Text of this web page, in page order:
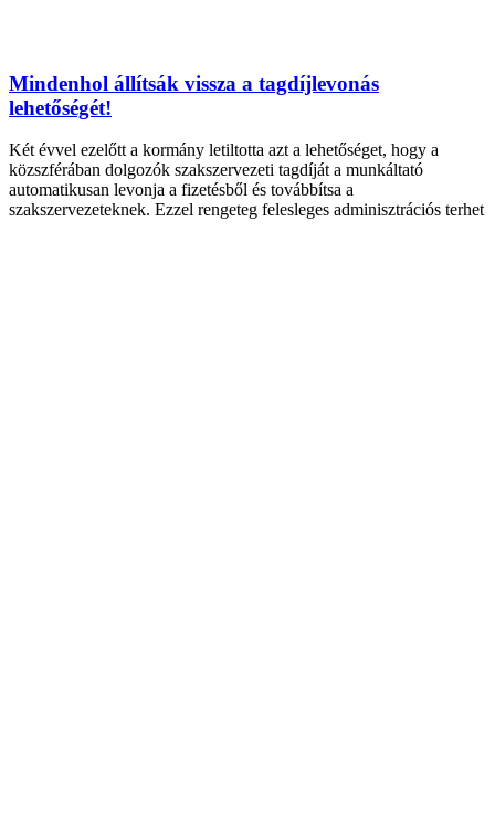
Mindenhol állítsák vissza a tagdíjlevonás
lehetőségét!
Két évvel ezelőtt a kormány letiltotta azt a lehetőséget, hogy a
közszférában dolgozók szakszervezeti tagdíját a munkáltató
automatikusan levonja a fizetésből és továbbítsa a
szakszervezeteknek. Ezzel rengeteg felesleges adminisztrációs terhet